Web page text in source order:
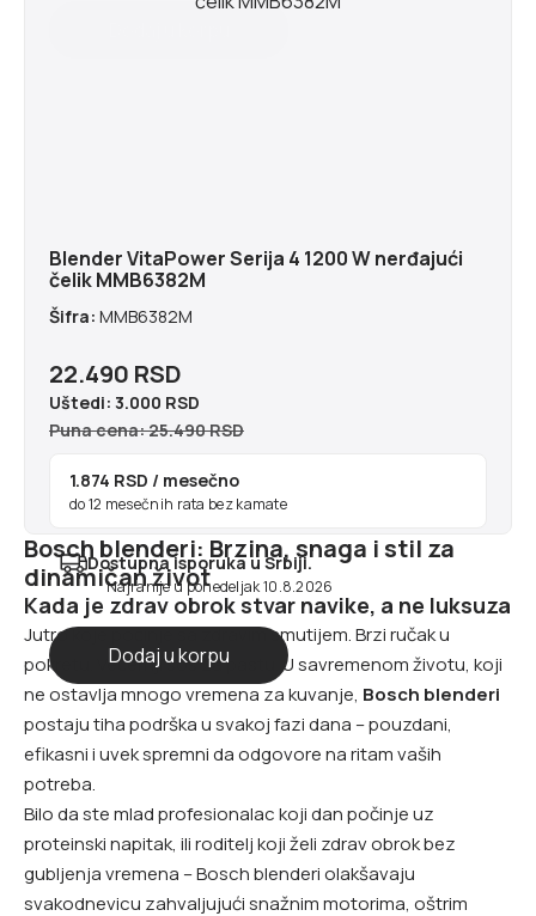
Blender VitaPower Serija 4 1200 W nerđajući
čelik MMB6382M
Šifra: MMB6382M
22.490 RSD
Uštedi: 3.000 RSD
Puna cena: 25.490 RSD
1.874 RSD / mesečno
do 12 mesečnih rata bez kamate
Dostupna isporuka u Srbiji.
Najranije u ponedeljak 10.8.2026
Bosch blenderi: Brzina, snaga i stil za
dinamičan život
Kada je zdrav obrok stvar navike, a ne luksuza
Jutro koje počinje sa zdravim smutijem. Brzi ručak u
pokretu. Večernji sos za pastu. U savremenom životu, koji
ne ostavlja mnogo vremena za kuvanje, Bosch blenderi
postaju tiha podrška u svakoj fazi dana – pouzdani,
efikasni i uvek spremni da odgovore na ritam vaših
potreba.
Bilo da ste mlad profesionalac koji dan počinje uz
proteinski napitak, ili roditelj koji želi zdrav obrok bez
gubljenja vremena – Bosch blenderi olakšavaju
svakodnevicu zahvaljujući snažnim motorima, oštrim